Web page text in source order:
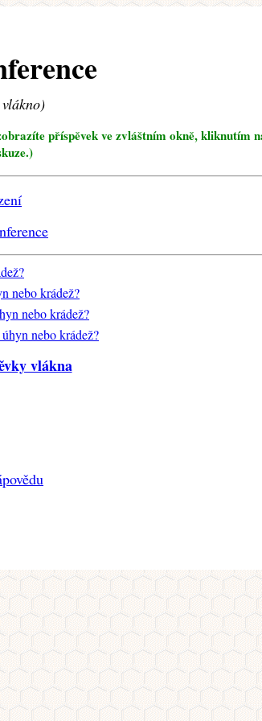
příspěvek ve zvláštním okně, kliknutím
nebo krádež?
nebo krádež?
nebo krádež?
vlákna